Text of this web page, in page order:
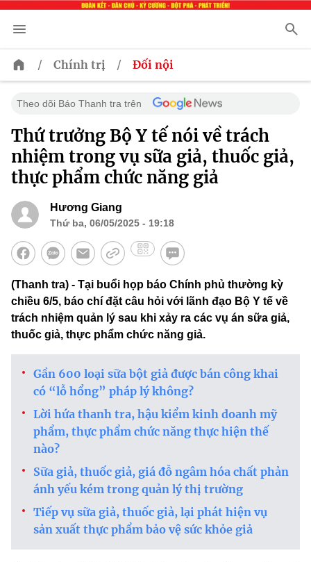
/ Chính trị / Đối nội
Theo dõi Báo Thanh tra trên
Thứ trưởng Bộ Y tế nói về trách
nhiệm trong vụ sữa giả, thuốc giả,
thực phẩm chức năng giả
Hương Giang
Thứ ba, 06/05/2025 - 19:18
(Thanh tra) - Tại buổi họp báo Chính phủ thường kỳ
chiều 6/5, báo chí đặt câu hỏi với lãnh đạo Bộ Y tế về
trách nhiệm quản lý sau khi xảy ra các vụ án sữa giả,
thuốc giả, thực phẩm chức năng giả.
Gần 600 loại sữa bột giả được bán công khai
có “lỗ hổng” pháp lý không?
Lời hứa thanh tra, hậu kiểm kinh doanh mỹ
phẩm, thực phẩm chức năng thực hiện thế
nào?
Sữa giả, thuốc giả, giá đỗ ngâm hóa chất phản
ánh yếu kém trong quản lý thị trường
Tiếp vụ sữa giả, thuốc giả, lại phát hiện vụ
sản xuất thực phẩm bảo vệ sức khỏe giả